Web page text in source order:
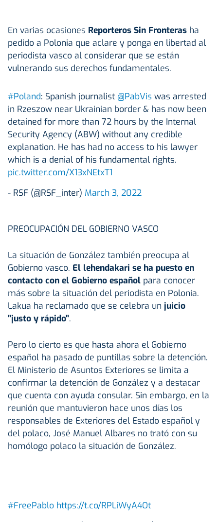
En varias ocasiones Reporteros Sin Fronteras ha
pedido a Polonia que aclare y ponga en libertad al
periodista vasco al considerar que se están
vulnerando sus derechos fundamentales.
#Poland: Spanish journalist @PabVis was arrested
in Rzeszow near Ukrainian border & has now been
detained for more than 72 hours by the Internal
Security Agency (ABW) without any credible
explanation. He has had no access to his lawyer
which is a denial of his fundamental rights.
pic.twitter.com/X13xNEtxT1
- RSF (@RSF_inter) March 3, 2022
PREOCUPACIÓN DEL GOBIERNO VASCO
La situación de González también preocupa al
Gobierno vasco. El lehendakari se ha puesto en
contacto con el Gobierno español para conocer
más sobre la situación del periodista en Polonia.
Lakua ha reclamado que se celebra un juicio
"justo y rápido".
Pero lo cierto es que hasta ahora el Gobierno
español ha pasado de puntillas sobre la detención.
El Ministerio de Asuntos Exteriores se limita a
confirmar la detención de González y a destacar
que cuenta con ayuda consular. Sin embargo, en la
reunión que mantuvieron hace unos días los
responsables de Exteriores del Estado español y
del polaco, José Manuel Albares no trató con su
homólogo polaco la situación de González.
#FreePablo https://t.co/RPLiWyA4Ot